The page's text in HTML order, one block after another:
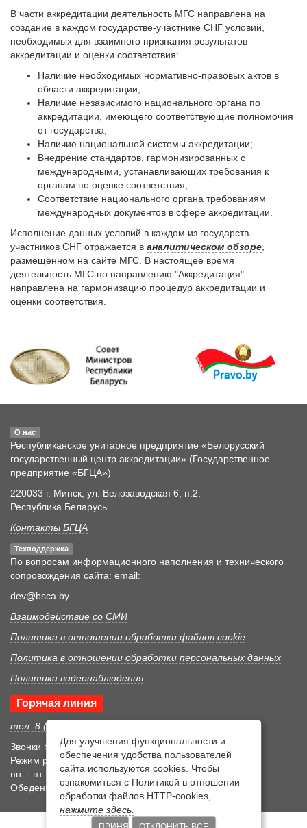
В части аккредитации деятельность МГС направлена на
создание в каждом государстве-участнике СНГ условий,
необходимых для взаимного признания результатов
аккредитации и оценки соответствия:
Наличие необходимых нормативно-правовых актов в
области аккредитации;
Наличие независимого национального органа по
аккредитации, имеющего соответствующие полномочия
от государства;
Наличие национальной системы аккредитации;
Внедрение стандартов, гармонизированных с
международными, устанавливающих требования к
органам по оценке соответствия;
Соответствие национального органа требованиям
международных документов в сфере аккредитации.
Исполнение данных условий в каждом из государств-
участников СНГ отражается в аналитическом обзоре
размещенном на сайте МГС. В настоящее время
деятельность МГС по направлению "Аккредитация"
направлена на гармонизацию процедур аккредитации и
оценки соответствия.
О нас
Республиканское унитарное предприятие «Белорусский
государственный центр аккредитации» (Государственное
предприятие «БГЦА»)
220033 г. Минск, ул. Велозаводская 6, п.2.
Республика Беларусь.
Контакты БГЦА
Техподдержка
По вопросам информационного наполнения и технического
сопровождения сайта: email:
dev@bsca.by
Взаимодействие со СМИ
Политика в отношении обработки файлов cookie
Политика в отношении обработки персональных данных
Политика видеонаблюдения
Горячая линия
тел. 8 (017) 352 46 05
Звонки принимаются в рабочее время
Режим рабочего времени
пн. - пт.: 8:30-17:15
Обеденный перерыв 12:00-12:45
Для улучшения функциональности и
обеспечения удобства пользователей
сайта используются cookies. Чтобы
ознакомиться с Политикой в отношении
обработки файлов HTTP-cookies,
нажмите здесь.